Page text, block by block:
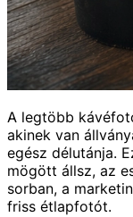
A legtöbb
akinek van
egész délutánja.
mögött állsz, az
sorban, a
friss étlapfotót.